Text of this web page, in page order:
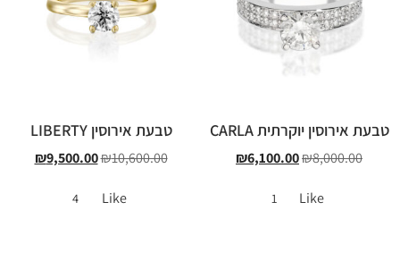
טבעת אירוסין יוקרתית CARLA
₪8,000.00
₪6,100.00
Like
1
טבעת אירוסין LIBERTY
₪10,600.00
₪9,500.00
Like
4